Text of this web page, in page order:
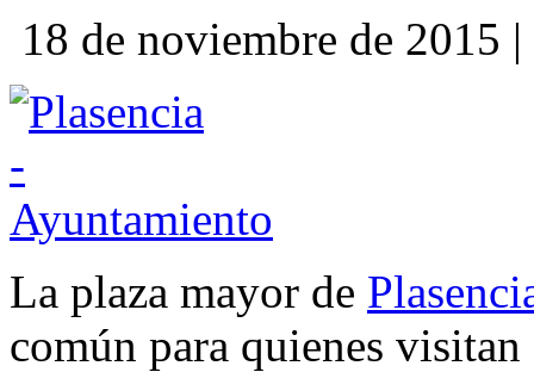
18 de noviembre de 2015 |
La plaza mayor de
común para quienes